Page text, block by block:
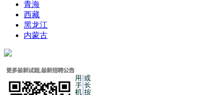
青海
西藏
黑龙江
内蒙古